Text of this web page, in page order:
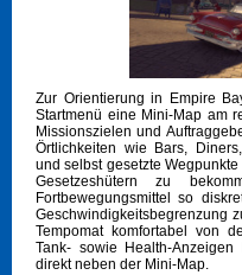
Zur Orientierung in Empire
Startmenü eine Mini-Map am
Missionszielen und
Örtlichkeiten wie Bars,
und selbst gesetzte
Gesetzeshütern zu
Fortbewegungsmittel so
Geschwindigkeitsbegrenzung
Tempomat komfortabel von
Tank- sowie Health-
direkt neben der Mini-Map.